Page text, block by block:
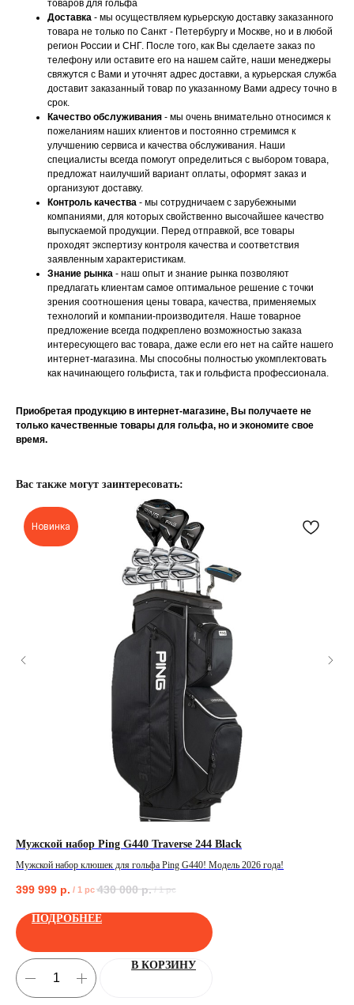
товаров для гольфа
Доставка - мы осуществляем курьерскую доставку заказанного
товара не только по Санкт - Петербургу и Москве, но и в любой
регион России и СНГ. После того, как Вы сделаете заказ по
телефону или оставите его на нашем сайте, наши менеджеры
свяжутся с Вами и уточнят адрес доставки, а курьерская служба
доставит заказанный товар по указанному Вами адресу точно в
срок.
Качество обслуживания - мы очень внимательно относимся к
пожеланиям наших клиентов и постоянно стремимся к
улучшению сервиса и качества обслуживания. Наши
специалисты всегда помогут определиться с выбором товара,
предложат наилучший вариант оплаты, оформят заказ и
организуют доставку.
Контроль качества - мы сотрудничаем с зарубежными
компаниями, для которых свойственно высочайшее качество
выпускаемой продукции. Перед отправкой, все товары
проходят экспертизу контроля качества и соответствия
заявленным характеристикам.
Знание рынка - наш опыт и знание рынка позволяют
предлагать клиентам самое оптимальное решение с точки
зрения соотношения цены товара, качества, применяемых
технологий и компании-производителя. Наше товарное
предложение всегда подкреплено возможностью заказа
интересующего вас товара, даже если его нет на сайте нашего
интернет-магазина. Мы способны полностью укомплектовать
как начинающего гольфиста, так и гольфиста профессионала.
Приобретая продукцию в интернет-магазине, Вы получаете не
только качественные товары для гольфа, но и экономите свое
время.
Вас также могут заинтересовать:
Новинка
Мужской набор Ping G440 Traverse 244 Black
Мужской набор клюшек для гольфа Ping G440! Модель 2026 года!
399 999 р. / 1 pc 430 000 р. / 1 pc
ПОДРОБНЕЕ
В КОРЗИНУ